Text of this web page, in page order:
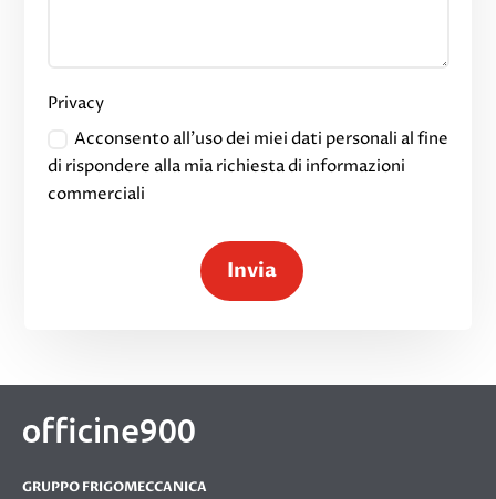
Privacy
Acconsento all'uso dei miei dati personali al fine
di rispondere alla mia richiesta di informazioni
commerciali
Invia
officine900
GRUPPO FRIGOMECCANICA